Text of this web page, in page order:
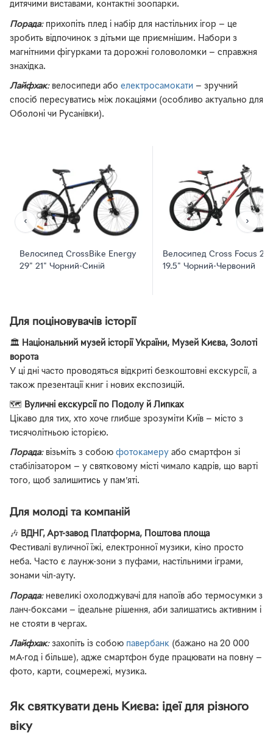
дитячими виставами, контактні зоопарки.
Порада:прихопіть плед і набір для настільних ігор — це
зробить відпочинок з дітьми ще приємнішим. Набори з
магнітними фігурками та дорожні головоломки — справжня
знахідка.
Лайфхак:велосипеди або електросамокати — зручний
спосіб пересуватись між локаціями (особливо актуально для
Оболоні чи Русанівки).
‹
Велосипед CrossBike Energy
29" 21" Чорний-Синій
Велосипед Cross Focus 29"
19.5" Чорний-Червоний
›
Для поціновувачів історії
🏛️
Національний музей історії України, Музей Києва, Золоті
ворота
У ці дні часто проводяться відкриті безкоштовні екскурсії, а
також презентації книг і нових експозицій.
🗺️
Вуличні екскурсії по Подолу й Липках
Цікаво для тих, хто хоче глибше зрозуміти Київ — місто з
тисячолітньою історією.
Порада:візьміть з собою фотокамеру або смартфон зі
стабілізатором — у святковому місті чимало кадрів, що варті
того, щоб залишитись у пам’яті.
Для молоді та компаній
🎶 ВДНГ, Арт-завод Платформа, Поштова площа
Фестивалі вуличної їжі, електронної музики, кіно просто
неба. Часто є лаунж-зони з пуфами, настільними іграми,
зонами чіл-ауту.
Порада:невеликі охолоджувачі для напоїв або термосумки з
ланч-боксами — ідеальне рішення, аби залишатись активним і
не стояти в чергах.
Лайфхак:захопіть із собою павербанк (бажано на 20 000
мА·год і більше), адже смартфон буде працювати на повну —
фото, карти, соцмережі, музика.
Як святкувати день Києва: ідеї для різного
віку